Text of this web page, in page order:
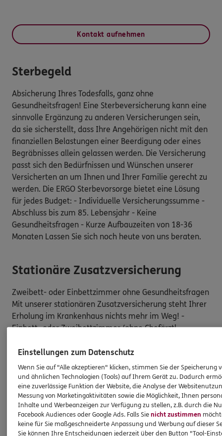
Kontakt aufnehmen
Sterbegeld
Absicherung Ihres Todesfalls, ganz ohne
Gesundheitsfragen! Eine Sterbeversicherung kann eine
sinnvolle Ergänzung zu anderen Versicherungen sein,
da sie sicherstellt, dass Ihre Angehörigen nicht mit den
finanziellen Belastungen einer Beerdigung oder eines
Begräbnisses allein gelassen werden. Die Versicherung
passt sich den Bedürfnissen und Wünschen unserer
Versicherten an um Ihnen und Ihrer Familie gerecht zu
werden. Die ERGO Sterbevorsorge bietet eine Lösung
für jedes Budget: - Individuelle Versicherungssumme -
Abschluss bis zum 85. Lebensjahr - Keine
Gesundheitsfragen - Kurze Aufbauzeiten von 18-36
Monaten Lassen Sie sich noch heute von uns beraten.
Stationäre Zusatzversicherung
Zweibett- oder Einbettzimmer ohne Gesundheitsfragen
Mit unserer stationären Zusatzversicherung steht Ihrer
Erholung im Krankenhaus nichts mehr im Weg! -
Einbett- oder Zweibettzimmer (ohne Chefärztl.
Gesundheitsfragen Lassen Sie sich noch heute von uns
beraten!
Auslandsreise
Absicherung für Ihre Reise Entspannen Sie sich und
genießen Sie Ihre Reise in vollen Zügen mit unserer
Einstellungen zum Datenschutz
Wenn Sie auf "Alle akzeptieren" klicken, stimmen Sie der Speicherung
und ähnlichen Technologien (Tools) auf Ihrem Gerät zu. Dadurch
eine zuverlässige Funktion der Website, die Analyse der
Messung von Marketingaktivitäten sowie die Möglichkeit, Ihnen
Inhalte und Werbeanzeigen zur Verfügung zu stellen, z.B. durch die
Facebook Audiences oder Google Ads. Falls Sienicht zustimmen
keine für Sie maßgeschneiderte Anpassung und Werbung auf dieser
Sie können Ihre Entscheidungen jederzeit über den Button "Tool-